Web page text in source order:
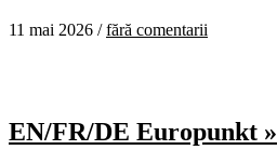
11 mai 2026 /fără comentarii
EN/FR/DE Europunkt »